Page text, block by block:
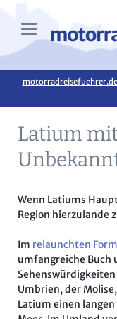
motorradreisefuehrer.de
Latium
Wenn Latiums
Region hierzulande
Im relaunchten
umfangreiche Buch
Umbrien, der
Latium einen